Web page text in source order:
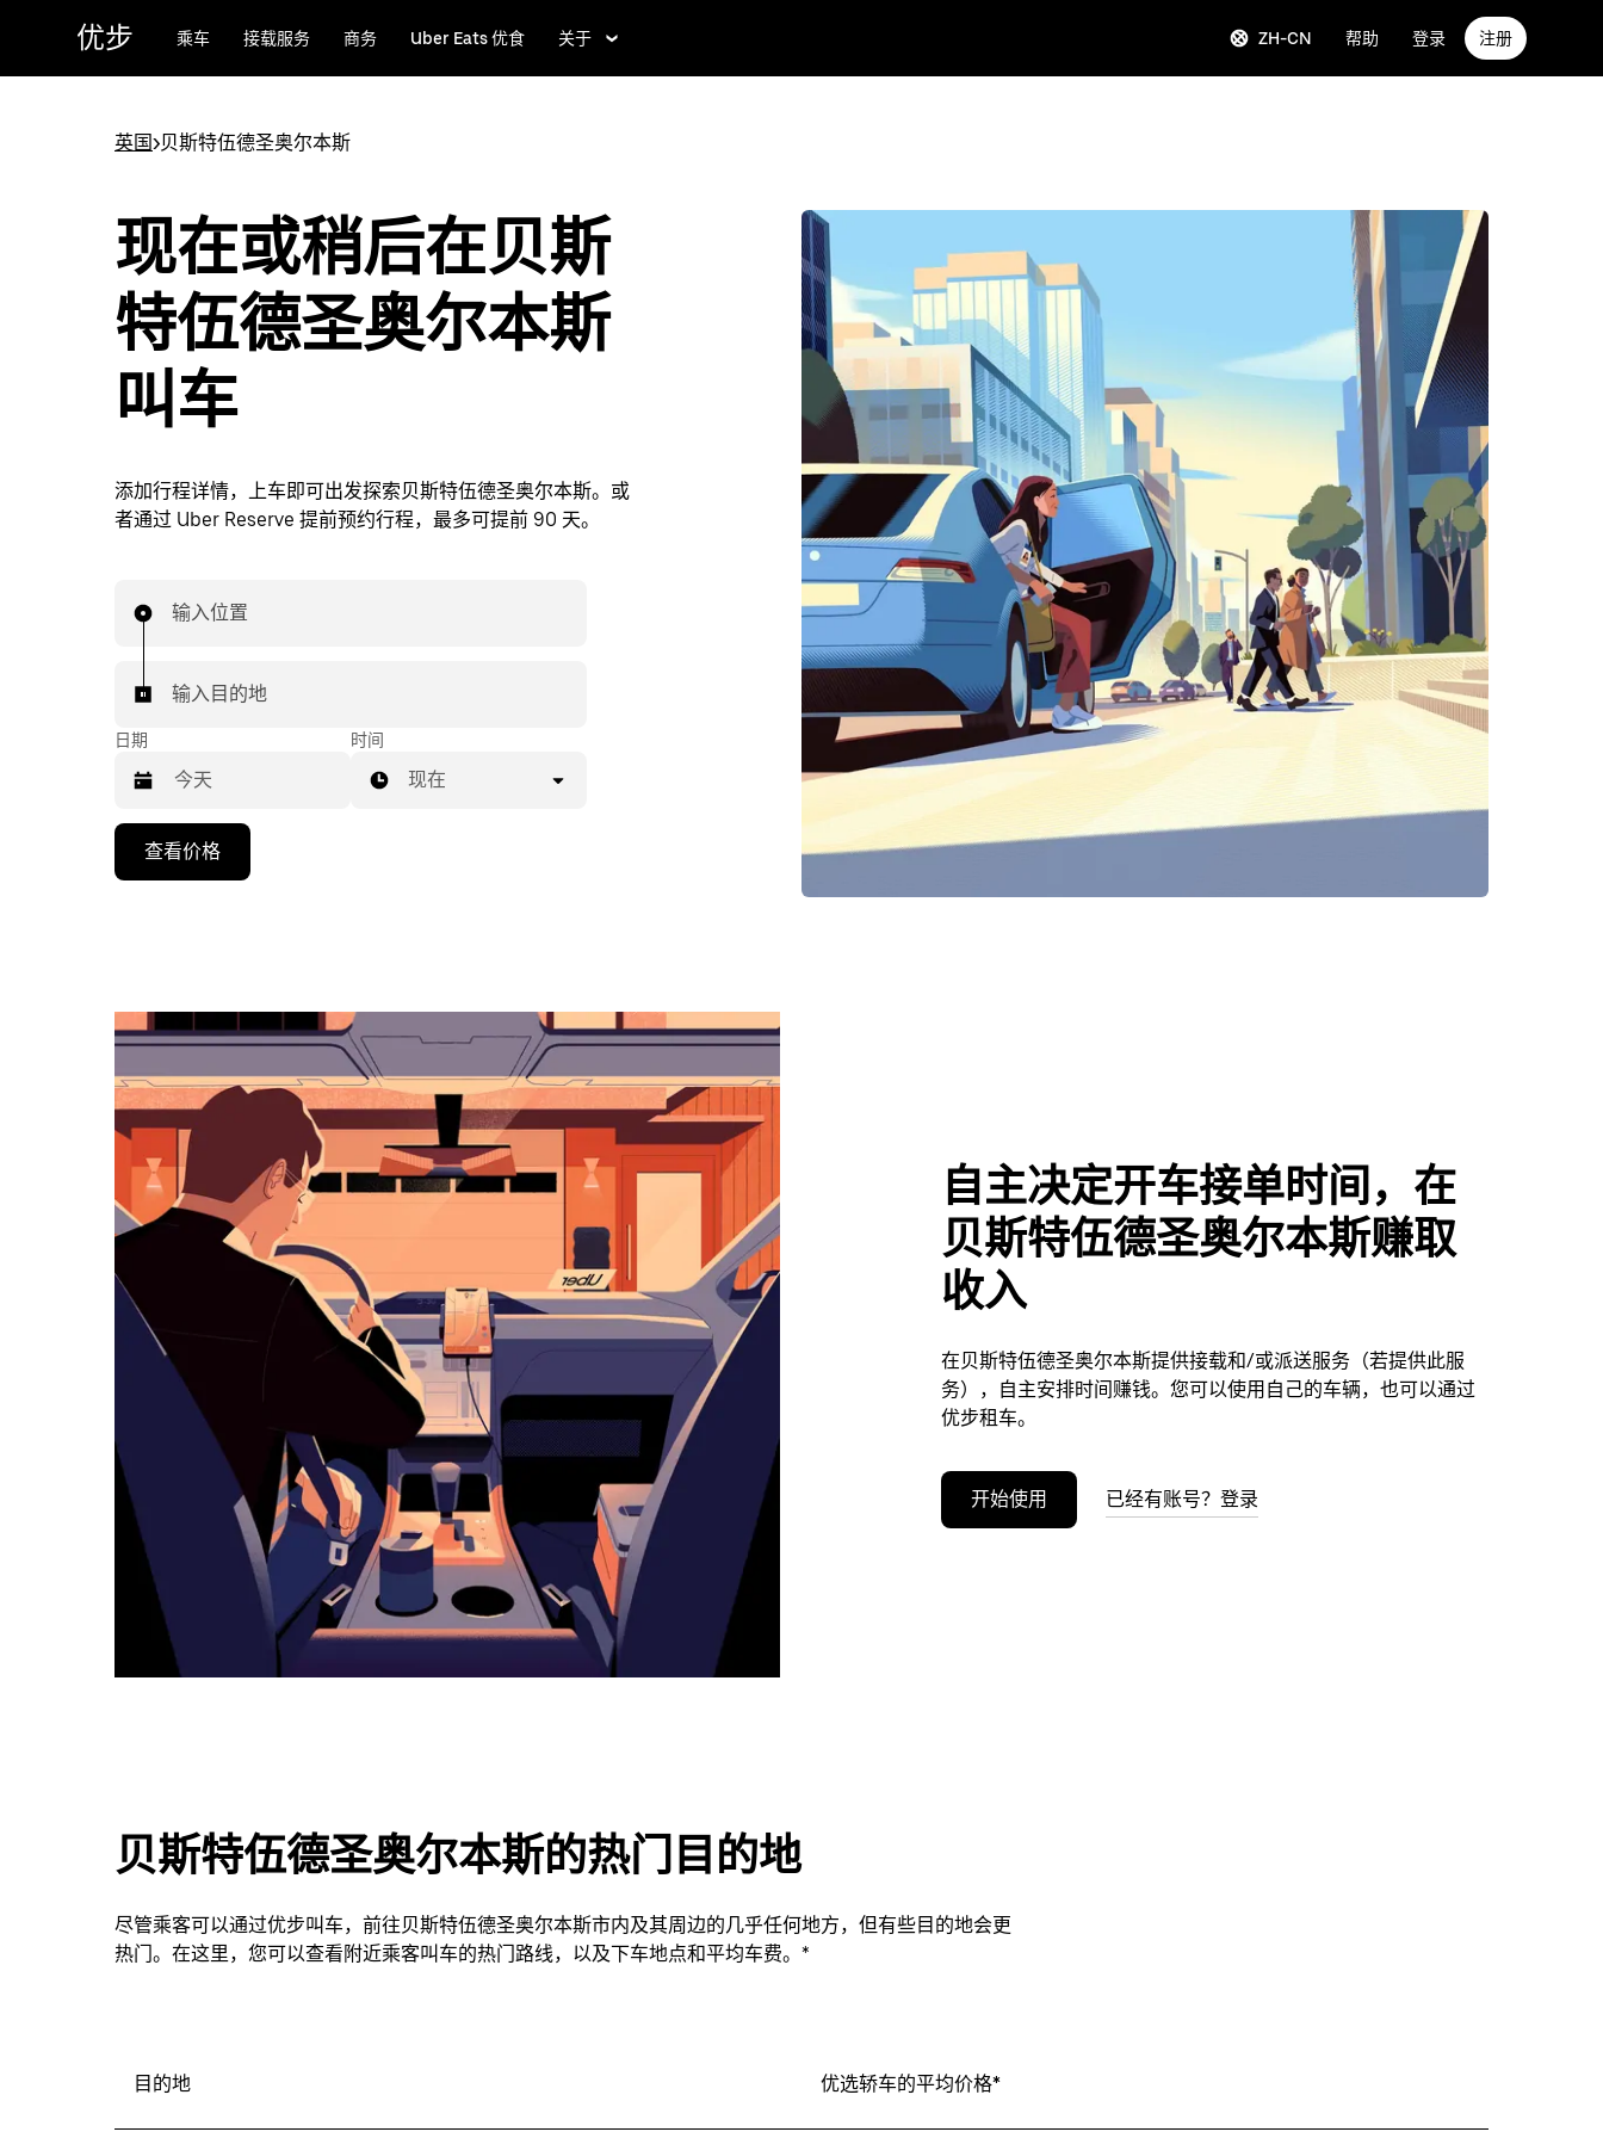
优步 乘车 接载服务 商务 Uber Eats 优食 关于 ZH-CN 帮助 登录 注册
英国>贝斯特伍德圣奥尔本斯
现在或稍后在贝斯
特伍德圣奥尔本斯
叫车
添加行程详情，上车即可出发探索贝斯特伍德圣奥尔本斯。或
者通过 Uber Reserve 提前预约行程，最多可提前 90 天。
输入位置
输入目的地
日期
向
可
浏
览
日
历
择
期。
按
关
闭
日
历。
时间
现在
查看价格
自主决定开车接单时间，在
贝斯特伍德圣奥尔本斯赚取
收入
在贝斯特伍德圣奥尔本斯提供接载和/或派送服务（若提供此服
务），自主安排时间赚钱。您可以使用自己的车辆，也可以通过
优步租车。
开始使用 已经有账号？登录
贝斯特伍德圣奥尔本斯的热门目的地
尽管乘客可以通过优步叫车，前往贝斯特伍德圣奥尔本斯市内及其周边的几乎任何地方，但有些目的地会更
热门。在这里，您可以查看附近乘客叫车的热门路线，以及下车地点和平均车费。*
目的地 优选轿车的平均价格*